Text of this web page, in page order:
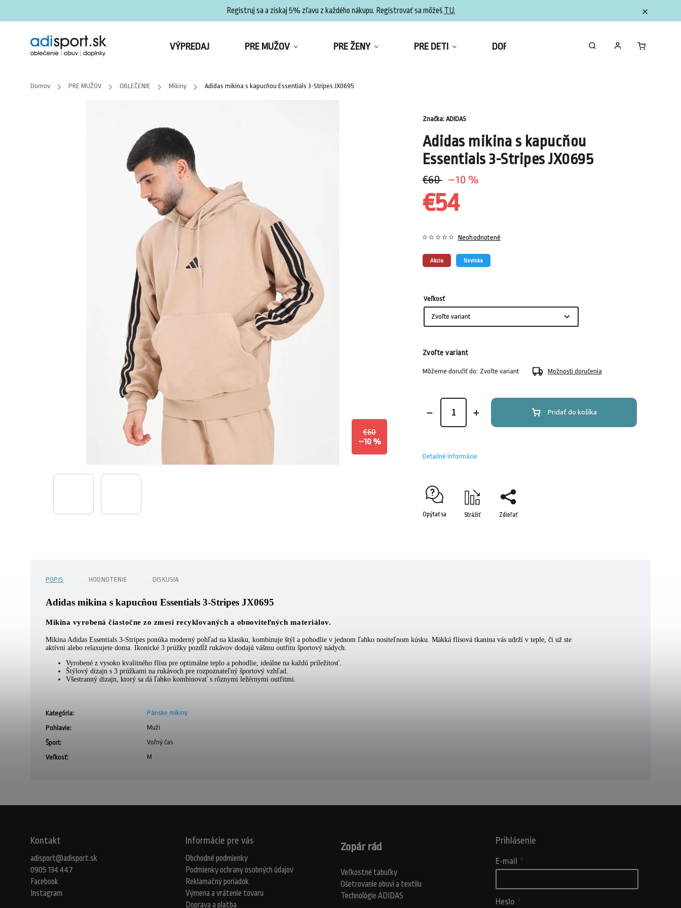
Registruj sa a získaj 5% zľavu z každého nákupu. Registrovať sa môžeš TU.
VÝPREDAJ PRE MUŽOV PRE ŽENY PRE DETI DOPLNKY ZBERATEĽSKÉ FIGURKY
Domov / PRE MUŽOV / OBLEČENIE / Mikiny / Adidas mikina s kapucňou Essentials 3-Stripes JX0695
€60
–10 %
Adidas mikina s kapucňou
Essentials 3-Stripes JX0695
€60 –10 %
€54
Akcia Novinka
Neohodnotené
Značka: ADIDAS
Veľkosť
Zvoľte variant
Môžeme doručiť do: Zvoľte variant Možnosti doručenia
Pridať do košíka
Detailné informácie
Opýtať sa Strážiť Zdieľať
POPIS HODNOTENIE DISKUSIA
Adidas mikina s kapucňou Essentials 3-Stripes JX0695
Mikina vyrobená čiastočne zo zmesi recyklovaných a obnoviteľných materiálov.
Mikina Adidas Essentials 3-Stripes ponúka moderný pohľad na klasiku, kombinuje štýl a pohodlie v jednom ľahko nositeľnom kúsku. Mäkká flísová tkanina vás udrží v teple, či už ste
aktívni alebo relaxujete doma. Ikonické 3 prúžky pozdĺž rukávov dodajú vášmu outfitu športový nádych.
Vyrobené z vysoko kvalitného flísu pre optimálne teplo a pohodlie, ideálne na každú príležitosť.
Štýlový dizajn s 3 prúžkami na rukávoch pre rozpoznateľný športový vzhľad.
Všestranný dizajn, ktorý sa dá ľahko kombinovať s rôznymi ležérnymi outfitmi.
Kategória:
Pánske mikiny
Pohlavie:
Muži
Šport:
Voľný čas
Veľkosť: M
Kontakt
adisport@adisport.sk
0905 134 447
Facebook
Instagram
Informácie pre vás
Obchodné podmienky
Podmienky ochrany osobných údajov
Reklamačný poriadok
Výmena a vrátenie tovaru
Doprava a platba
Zopár rád
Veľkostné tabuľky
Ošetrovanie obuvi a textilu
Technológie ADIDAS
Prihlásenie
E-mail
Heslo